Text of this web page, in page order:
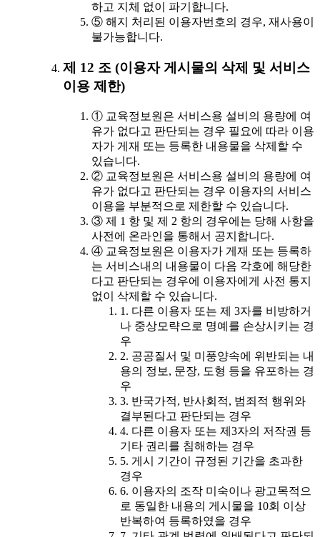
하고 지체 없이 파기합니다.
⑤ 해지 처리된 이용자번호의 경우, 재사용이
불가능합니다.
제 12 조 (이용자 게시물의 삭제 및 서비스
이용 제한)
① 교육정보원은 서비스용 설비의 용량에 여
유가 없다고 판단되는 경우 필요에 따라 이용
자가 게재 또는 등록한 내용물을 삭제할 수
있습니다.
② 교육정보원은 서비스용 설비의 용량에 여
유가 없다고 판단되는 경우 이용자의 서비스
이용을 부분적으로 제한할 수 있습니다.
③ 제 1 항 및 제 2 항의 경우에는 당해 사항을
사전에 온라인을 통해서 공지합니다.
④ 교육정보원은 이용자가 게재 또는 등록하
는 서비스내의 내용물이 다음 각호에 해당한
다고 판단되는 경우에 이용자에게 사전 통지
없이 삭제할 수 있습니다.
1. 다른 이용자 또는 제 3자를 비방하거
나 중상모략으로 명예를 손상시키는 경
우
2. 공공질서 및 미풍양속에 위반되는 내
용의 정보, 문장, 도형 등을 유포하는 경
우
3. 반국가적, 반사회적, 범죄적 행위와
결부된다고 판단되는 경우
4. 다른 이용자 또는 제3자의 저작권 등
기타 권리를 침해하는 경우
5. 게시 기간이 규정된 기간을 초과한
경우
6. 이용자의 조작 미숙이나 광고목적으
로 동일한 내용의 게시물을 10회 이상
반복하여 등록하였을 경우